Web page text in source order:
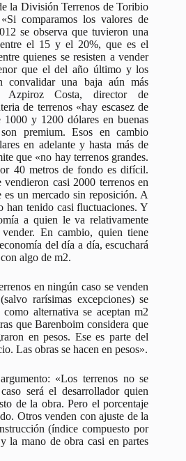
la División Terrenos de Toribio
comparamos los valores de
se observa que tuvieron una
el 15 y el 20%, que es el
quienes se resisten a vender
que el del año último y los
convalidar una baja aún más
Azpiroz Costa, director de
de terrenos «hay escasez de
y 1200 dólares en buenas
premium. Esos en cambio
en adelante y hasta más de
que «no hay terrenos grandes.
40 metros de fondo es difícil.
casi 2000 terrenos en
un mercado sin reposición. A
han tenido casi fluctuaciones. Y
a quien le va relativamente
En cambio, quien tiene
del día a día, escuchará
algo de m2.
en ningún caso se venden
rarísimas excepciones) se
alternativa se aceptan m2
que Barenboim considera que
en pesos. Ese es parte del
Las obras se hacen en pesos».
«Los terrenos no se
será el desarrollador quien
de la obra. Pero el porcentaje
Otros venden con ajuste de la
(índice compuesto por
la mano de obra casi en partes